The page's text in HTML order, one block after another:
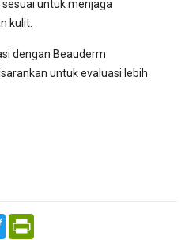
untuk menjaga
kulit.
dengan Beauderm
untuk evaluasi lebih
Twitter